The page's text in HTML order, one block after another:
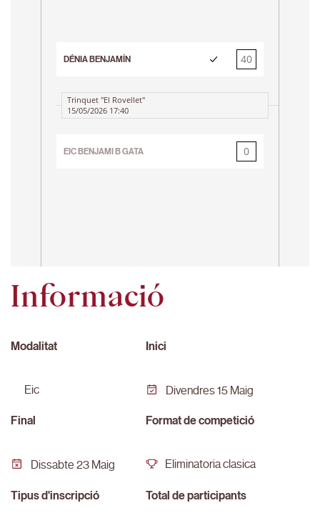
DÉNIA BENJAMÍN
40
0
EIC BENJAMI B GATA
0
40
Trinquet "El Rovellet"
15/05/2026 17:40
Informació
Modalitat
eic
Inici
Divendres 15 Maig
Final
Dissabte 23 Maig
Format de competició
Eliminatoria clasica
Tipus d'inscripció Total de participants